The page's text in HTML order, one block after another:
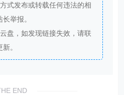
式发布或转载任何违法的相
举报。
盘，如发现链接失效，请联
。
END